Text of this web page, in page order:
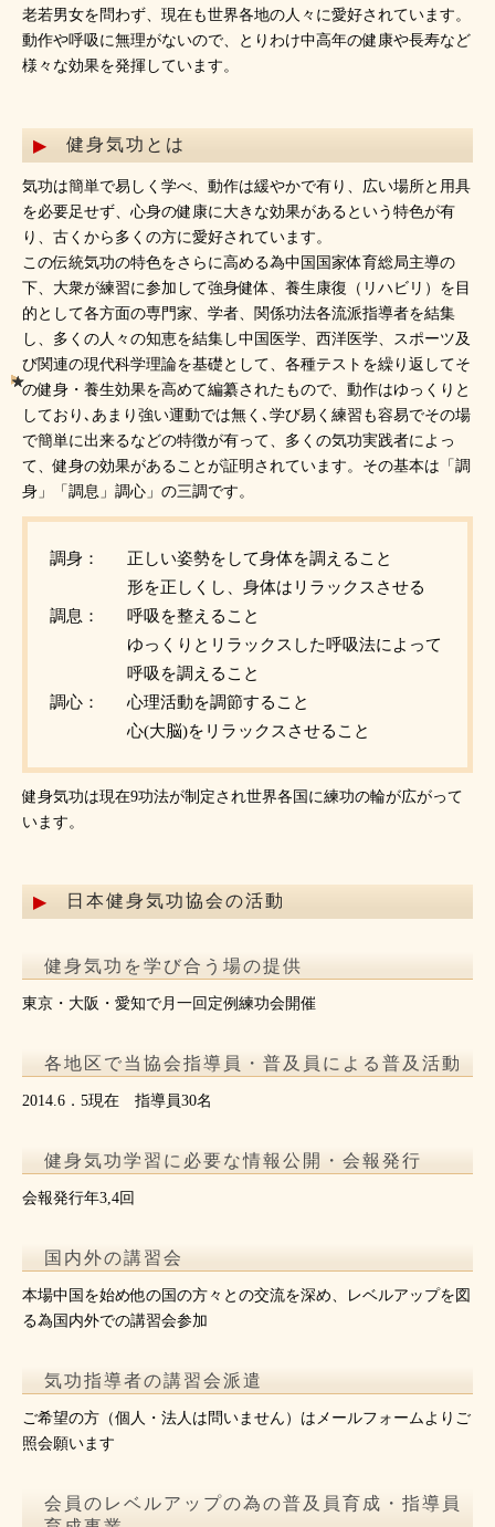
老若男女を問わず、現在も世界各地の人々に愛好されています。
動作や呼吸に無理がないので、とりわけ中高年の健康や長寿など
様々な効果を発揮しています。
健身気功とは
気功は簡単で易しく学べ、動作は緩やかで有り、広い場所と用具
を必要足せず、心身の健康に大きな効果があるという特色が有
り、古くから多くの方に愛好されています。
この伝統気功の特色をさらに高める為中国国家体育総局主導の
下、大衆が練習に参加して強身健体、養生康復（リハビリ）を目
的として各方面の専門家、学者、関係功法各流派指導者を結集
し、多くの人々の知恵を結集し中国医学、西洋医学、スポーツ及
び関連の現代科学理論を基礎として、各種テストを繰り返してそ
の健身・養生効果を高めて編纂されたもので、動作はゆっくりと
しており､あまり強い運動では無く､学び易く練習も容易でその場
で簡単に出来るなどの特徴が有って、多くの気功実践者によっ
て、健身の効果があることが証明されています。その基本は「調
身」「調息」調心」の三調です。
調身：
正しい姿勢をして身体を調えること
形を正しくし、身体はリラックスさせる
調息：
呼吸を整えること
ゆっくりとリラックスした呼吸法によって
呼吸を調えること
調心：
心理活動を調節すること
心(大脳)をリラックスさせること
健身気功は現在9功法が制定され世界各国に練功の輪が広がって
います。
日本健身気功協会の活動
健身気功を学び合う場の提供
東京・大阪・愛知で月一回定例練功会開催
各地区で当協会指導員・普及員による普及活動
2014.6．5現在 指導員30名
健身気功学習に必要な情報公開・会報発行
会報発行年3,4回
国内外の講習会
本場中国を始め他の国の方々との交流を深め、レベルアップを図
る為国内外での講習会参加
気功指導者の講習会派遣
ご希望の方（個人・法人は問いません）はメールフォームよりご
照会願います
会員のレベルアップの為の普及員育成・指導員